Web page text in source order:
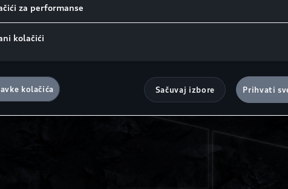
za performanse
kolačići
kolačića Sačuvaj izbore Prihvati